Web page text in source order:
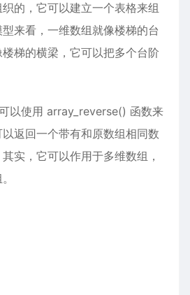
的，它可以建立一个表格来组
来看，一维数组就像楼梯的台
梯的横梁，它可以把多个台阶
以使用 array_reverse() 函数来
返回一个带有和原数组相同数
实，它可以作用于多维数组，